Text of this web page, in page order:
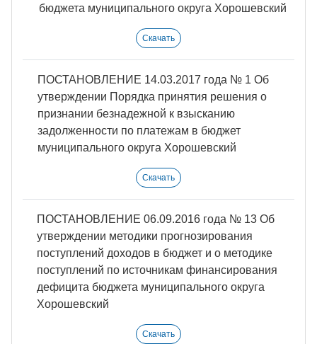
бюджета муниципального округа Хорошевский
Скачать
ПОСТАНОВЛЕНИЕ 14.03.2017 года № 1 Об
утверждении Порядка принятия решения о
признании безнадежной к взысканию
задолженности по платежам в бюджет
муниципального округа Хорошевский
Скачать
ПОСТАНОВЛЕНИЕ 06.09.2016 года № 13 Об
утверждении методики прогнозирования
поступлений доходов в бюджет и о методике
поступлений по источникам финансирования
дефицита бюджета муниципального округа
Хорошевский
Скачать